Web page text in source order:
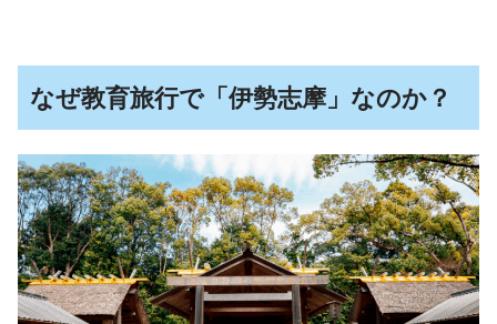
なぜ教育旅行で「伊勢志摩」なのか？